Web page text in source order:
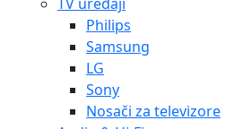
Philips
Samsung
LG
Sony
Nosači za televizore